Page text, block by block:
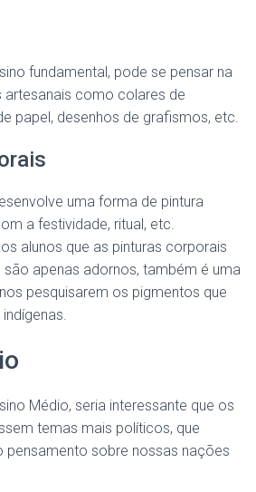
fundamental, pode se pensar na
como colares de
papel, desenhos de grafismos, etc.
uma forma de pintura
a festividade, ritual, etc.
alunos que as pinturas corporais
apenas adornos, também é uma
pesquisarem os pigmentos que
Médio, seria interessante que os
temas mais políticos, que
pensamento sobre nossas nações